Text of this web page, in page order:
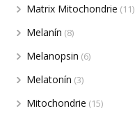
Matrix Mitochondrie (11)
Melanín (8)
Melanopsin (6)
Melatonín (3)
Mitochondrie (15)